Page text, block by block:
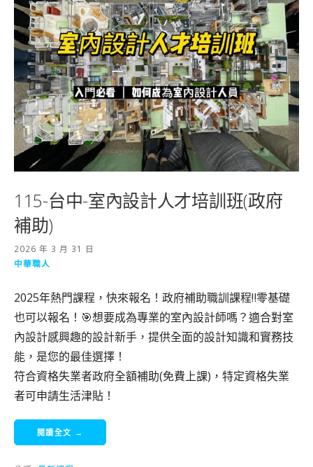
115-台中-室內設計人才培訓班(政府
補助)
2026 年 3 月 31 日
中華職人
2025年熱門課程，快來報名！政府補助職訓課程‼️零基礎
也可以報名！🎯想要成為專業的室內設計師嗎？適合對室
內設計感興趣的設計新手，提供全面的設計知識和實務技
能，是您的最佳選擇！
符合資格失業者政府全額補助(免費上課)，特定資格失業
者可申請生活津貼！
閱讀全文 →